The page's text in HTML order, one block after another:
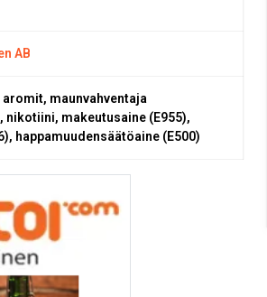
AB
maunvahventaja
makeutusaine (E955),
happamuudensäätöaine (E500)